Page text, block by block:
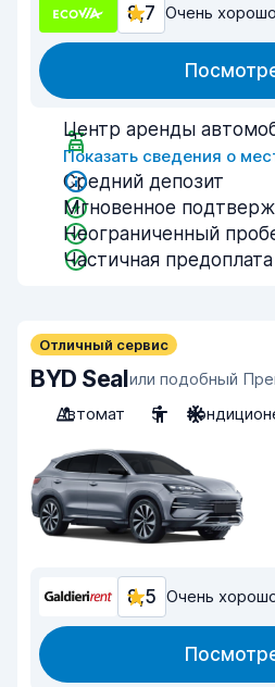
8,7 Очень хорошо
Центр аренды
Показать сведения о
Средний депозит
Мгновенное
Неограниченный
Частичная предоплата
Отличный сервис
BYD Sealили подобный
Автомат
5
8,5 Очень